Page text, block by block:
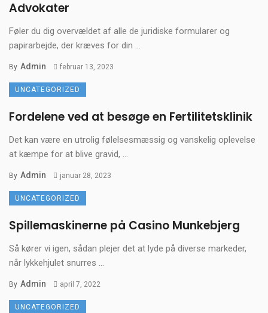
Advokater
Føler du dig overvældet af alle de juridiske formularer og
papirarbejde, der kræves for din ...
By Admin februar 13, 2023
UNCATEGORIZED
Fordelene ved at besøge en Fertilitetsklinik
Det kan være en utrolig følelsesmæssig og vanskelig oplevelse
at kæmpe for at blive gravid, ...
By Admin januar 28, 2023
UNCATEGORIZED
Spillemaskinerne på Casino Munkebjerg
Så kører vi igen, sådan plejer det at lyde på diverse markeder,
når lykkehjulet snurres ...
By Admin april 7, 2022
UNCATEGORIZED